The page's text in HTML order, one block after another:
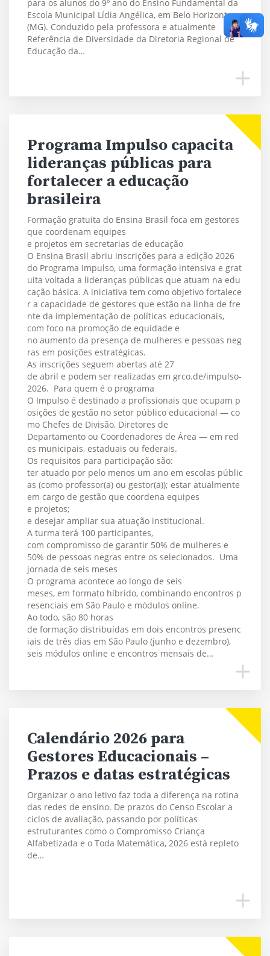
para os alunos do 9º ano do Ensino Fundamental da
Escola Municipal Lídia Angélica, em Belo Horizonte
(MG). Conduzido pela professora e atualmente
Referência de Diversidade da Diretoria Regional de
Educação da…
Programa Impulso capacita
lideranças públicas para
fortalecer a educação
brasileira
Formação gratuita do Ensina Brasil foca em gestores
que coordenam equipes
e projetos em secretarias de educação
O Ensina Brasil abriu inscrições para a edição 2026
do Programa Impulso, uma formação intensiva e grat
uita voltada a lideranças públicas que atuam na edu
cação básica. A iniciativa tem como objetivo fortalece
r a capacidade de gestores que estão na linha de fre
nte da implementação de políticas educacionais,
com foco na promoção de equidade e
no aumento da presença de mulheres e pessoas neg
ras em posições estratégicas.
As inscrições seguem abertas até 27
de abril e podem ser realizadas em grco.de/impulso-
2026. Para quem é o programa
O Impulso é destinado a profissionais que ocupam p
osições de gestão no setor público educacional — co
mo Chefes de Divisão, Diretores de
Departamento ou Coordenadores de Área — em red
es municipais, estaduais ou federais.
Os requisitos para participação são:
ter atuado por pelo menos um ano em escolas públic
as (como professor(a) ou gestor(a)); estar atualmente
em cargo de gestão que coordena equipes
e projetos;
e desejar ampliar sua atuação institucional.
A turma terá 100 participantes,
com compromisso de garantir 50% de mulheres e
50% de pessoas negras entre os selecionados. Uma
jornada de seis meses
O programa acontece ao longo de seis
meses, em formato híbrido, combinando encontros p
resenciais em São Paulo e módulos online.
Ao todo, são 80 horas
de formação distribuídas em dois encontros presenc
iais de três dias em São Paulo (junho e dezembro),
seis módulos online e encontros mensais de…
Calendário 2026 para
Gestores Educacionais –
Prazos e datas estratégicas
Organizar o ano letivo faz toda a diferença na rotina
das redes de ensino. De prazos do Censo Escolar a
ciclos de avaliação, passando por políticas
estruturantes como o Compromisso Criança
Alfabetizada e o Toda Matemática, 2026 está repleto
de…